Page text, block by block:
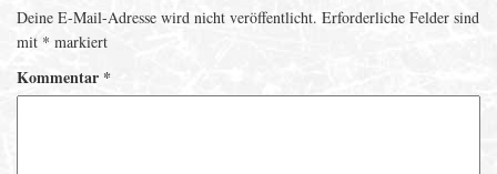
Deine E-Mail-Adresse wird nicht veröffentlicht. Erforderliche Felder sind
mit * markiert
Kommentar *